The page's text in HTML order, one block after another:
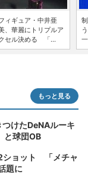
ィギュア・中井亜
、華麗にトリプルア
セル決める 「...
もっと見る
けたDeNAルーキ
と球団OB
ショット 「メチャ
題に